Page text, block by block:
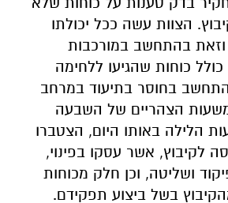
הצוות עשה ככל יכולתו
בהתחשב במורכבות
כוחות שהגיעו ללחימה
בחוסר בתיעוד במרחב
משעות הצהריים של השבעה
הלילה באותו היום, הצטברו
לקיבוץ, אשר עסקו בפינוי,
ושליטה, וכן חלק מכוחות
בשל ביצוע תפקידם.